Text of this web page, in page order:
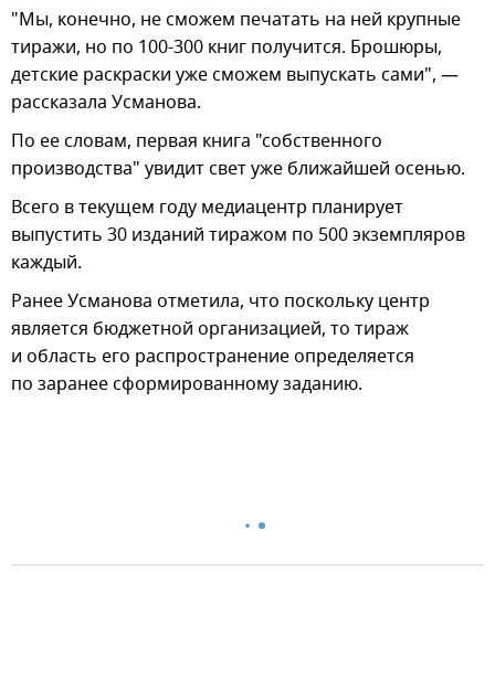
"Мы, конечно, не сможем печатать на ней крупные
тиражи, но по 100-300 книг получится. Брошюры,
детские раскраски уже сможем выпускать сами", —
рассказала Усманова.
По ее словам, первая книга "собственного
производства" увидит свет уже ближайшей осенью.
Всего в текущем году медиацентр планирует
выпустить 30 изданий тиражом по 500 экземпляров
каждый.
Ранее Усманова отметила, что поскольку центр
является бюджетной организацией, то тираж
и область его распространение определяется
по заранее сформированному заданию.